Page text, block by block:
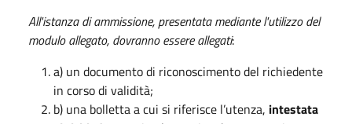
All'istanza di ammissione, presentata mediante l'utilizzo del
modulo allegato, dovranno essere allegati:
a) un documento di riconoscimento del richiedente
in corso di validità;
b) una bolletta a cui si riferisce l’utenza, intestata